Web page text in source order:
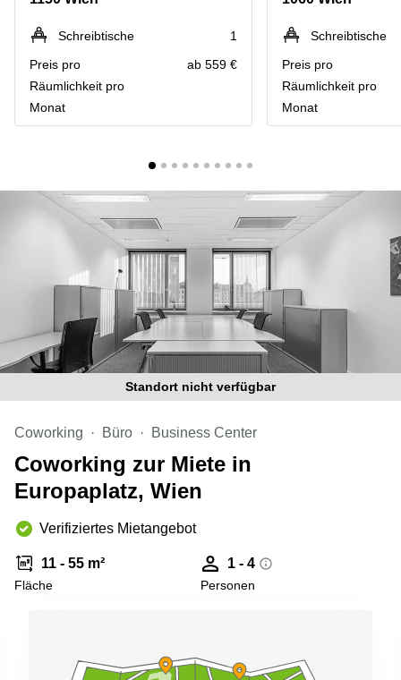
mieten
Center
Salzburg
Coworking
Salzburg
Büro
Center
Coworking
Space
Graz
Linz
Coworking
Linz
11/12A
Simmeringer
Hauptstrasse
Am
Donau-
City-
Schottenring
Europaplatz
2 1150
Wien
Straße
Schreibtische
1
Preis pro
Räumlichkeit pro
Monat
ab 559 €
Schreibtische
Preis pro
Räumlichkeit pro
Monat
Standort nicht verfügbar
Coworking Büro Business Center
Coworking zur Miete in
Europaplatz, Wien
Verifiziertes Mietangebot
11 - 55 m²
Fläche
1 - 4
Personen